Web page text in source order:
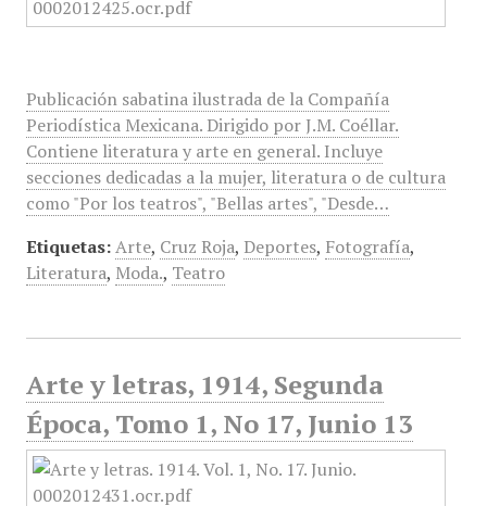
Publicación sabatina ilustrada de la Compañía
Periodística Mexicana. Dirigido por J.M. Coéllar.
Contiene literatura y arte en general. Incluye
secciones dedicadas a la mujer, literatura o de cultura
como "Por los teatros", "Bellas artes", "Desde…
Etiquetas: Arte, Cruz Roja, Deportes, Fotografía,
Literatura, Moda., Teatro
Arte y letras, 1914, Segunda
Época, Tomo 1, No 17, Junio 13